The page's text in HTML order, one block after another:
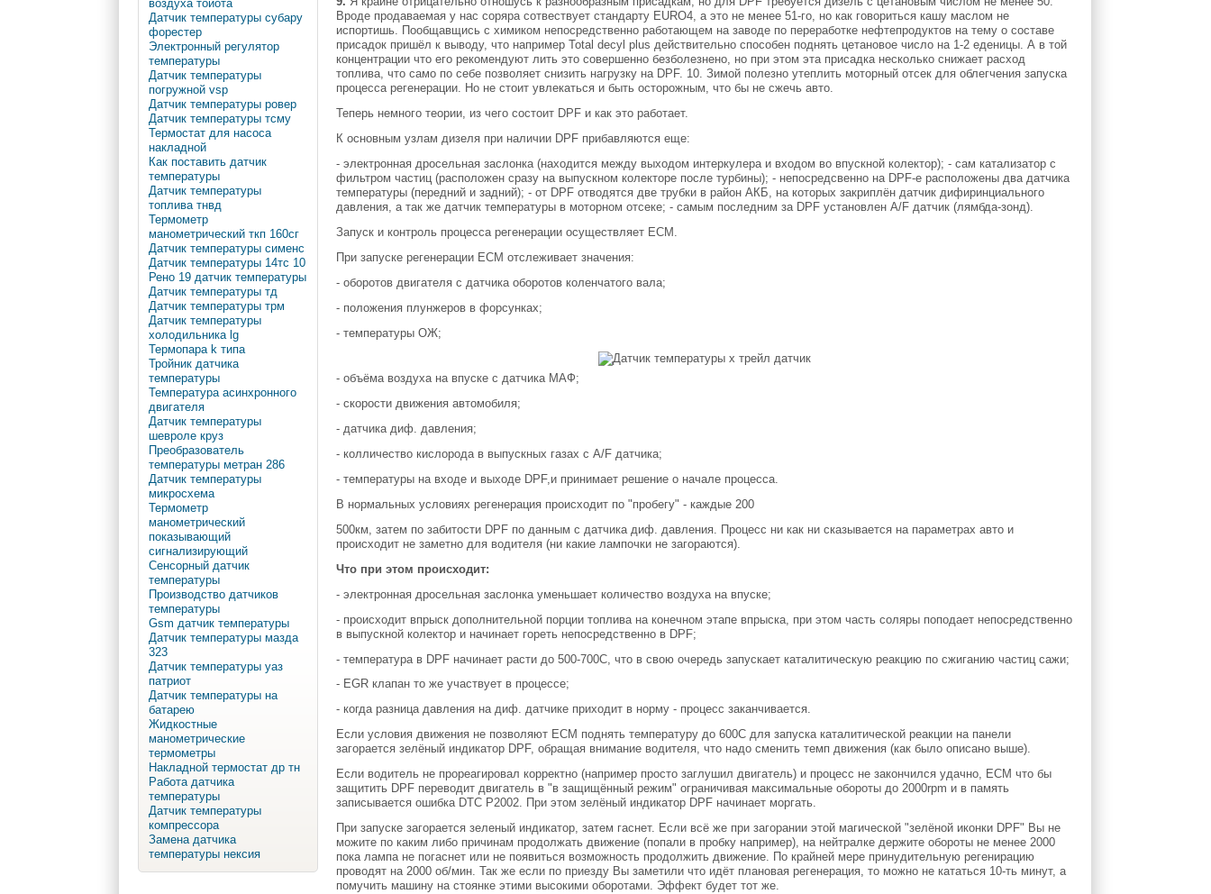
воздуха тойота
Датчик температуры субару
форестер
Электронный регулятор
температуры
Датчик температуры
погружной vsp
Датчик температуры ровер
Датчик температуры тсму
Термостат для насоса
накладной
Как поставить датчик
температуры
Датчик температуры
топлива тнвд
Термометр
манометрический ткп 160сг
Датчик температуры сименс
Датчик температуры 14тс 10
Рено 19 датчик температуры
Датчик температуры тд
Датчик температуры трм
Датчик температуры
холодильника lg
Термопара k типа
Тройник датчика
температуры
Температура асинхронного
двигателя
Датчик температуры
шевроле круз
Преобразователь
температуры метран 286
Датчик температуры
микросхема
Термометр
манометрический
показывающий
сигнализирующий
Сенсорный датчик
температуры
Производство датчиков
температуры
Gsm датчик температуры
Датчик температуры мазда
323
Датчик температуры уаз
патриот
Датчик температуры на
батарею
Жидкостные
манометрические
термометры
Накладной термостат др тн
Работа датчика
температуры
Датчик температуры
компрессора
Замена датчика
температуры нексия
Вроде продаваемая у нас соряра сотвествует стандарту EURO4, а это не менее 51-го, но как говориться кашу маслом не
испортишь. Пообщавщись с химиком непосредственно работающем на заводе по переработке нефтепродуктов на тему о составе
присадок пришёл к выводу, что например Total decyl plus действительно способен поднять цетановое число на 1-2 еденицы. А в той
концентрации что его рекомендуют лить это совершенно безболезнено, но при этом эта присадка несколько снижает расход
топлива, что само по себе позволяет снизить нагрузку на DPF. 10. Зимой полезно утеплить моторный отсек для облегчения запуска
процесса регенерации. Но не стоит увлекаться и быть осторожным, что бы не сжечь авто.
Теперь немного теории, из чего состоит DPF и как это работает.
К основным узлам дизеля при наличии DPF прибавляются еще:
- электронная дросельная заслонка (находится между выходом интеркулера и входом во впускной колектор); - сам катализатор с
фильтром частиц (расположен сразу на выпускном колекторе после турбины); - непосредсвенно на DPF-е расположены два датчика
температуры (передний и задний); - от DPF отводятся две трубки в район АКБ, на которых закриплён датчик дифиринциального
давления, а так же датчик температуры в моторном отсеке; - самым последним за DPF установлен A/F датчик (лямбда-зонд).
Запуск и контроль процесса регенерации осуществляет ECM.
При запуске регенерации ECM отслеживает значения:
- оборотов двигателя с датчика оборотов коленчатого вала;
- положения плунжеров в форсунках;
- температуры ОЖ;
- объёма воздуха на впуске с датчика МАФ;
- скорости движения автомобиля;
- датчика диф. давления;
- колличество кислорода в выпускных газах с A/F датчика;
- температуры на входе и выходе DPF,и принимает решение о начале процесса.
В нормальных условиях регенерация происходит по "пробегу" - каждые 200
500км, затем по забитости DPF по данным с датчика диф. давления. Процесс ни как ни сказывается на параметрах авто и
происходит не заметно для водителя (ни какие лампочки не загораются).
Что при этом происходит:
- электронная дросельная заслонка уменьшает количество воздуха на впуске;
- происходит впрыск дополнительной порции топлива на конечном этапе впрыска, при этом часть соляры поподает непосредственно
в выпускной колектор и начинает гореть непосредственно в DPF;
- температура в DPF начинает расти до 500-700С, что в свою очередь запускает каталитическую реакцию по сжиганию частиц сажи;
- EGR клапан то же участвует в процессе;
- когда разница давления на диф. датчике приходит в норму - процесс заканчивается.
Если условия движения не позволяют ECM поднять температуру до 600С для запуска каталитической реакции на панели
загорается зелёный индикатор DPF, обращая внимание водителя, что надо сменить темп движения (как было описано выше).
Если водитель не прореагировал корректно (например просто заглушил двигатель) и процесс не закончился удачно, ECM что бы
защитить DPF переводит двигатель в "в защищённый режим" ограничивая максимальные обороты до 2000rpm и в память
записывается ошибка DTC P2002. При этом зелёный индикатор DPF начинает моргать.
При запуске загорается зеленый индикатор, затем гаснет. Если всё же при загорании этой магической "зелёной иконки DPF" Вы не
можите по каким либо причинам продолжать движение (попали в пробку например), на нейтралке держите обороты не менее 2000
пока лампа не погаснет или не появиться возможность продолжить движение. По крайней мере принудительную регенирацию
проводят на 2000 об/мин. Так же если по приезду Вы заметили что идёт плановая регенерация, то можно не кататься 10-ть минут, а
помучить машину на стоянке этими высокими оборотами. Эффект будет тот же.